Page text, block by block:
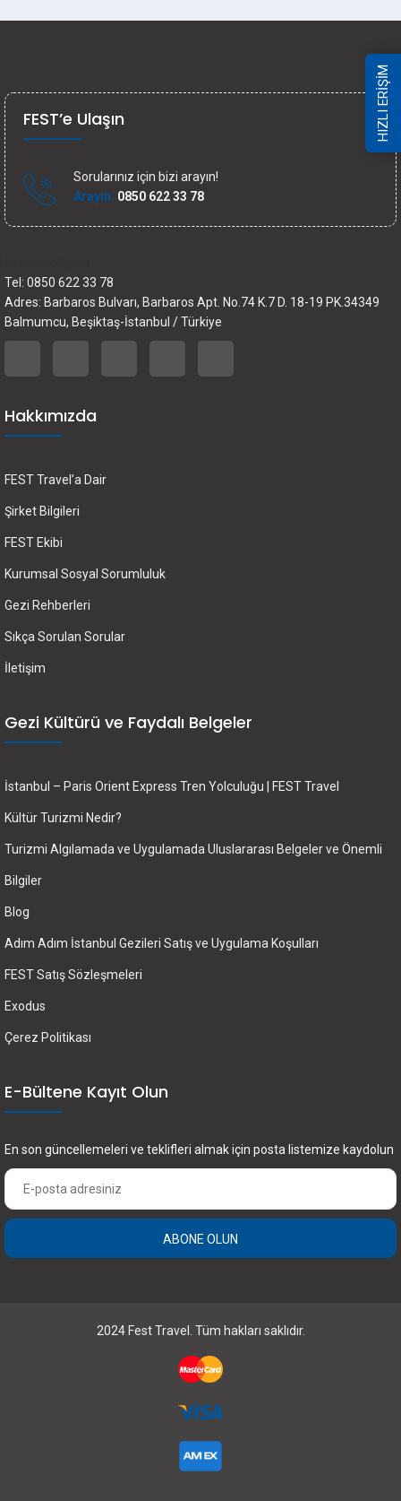
HIZLI ERİŞİM
FEST’e Ulaşın
Sorularınız için bizi arayın!
Arayın: 0850 622 33 78
Tel: 0850 622 33 78
Adres: Barbaros Bulvarı, Barbaros Apt. No.74 K.7 D. 18-19 PK.34349
Balmumcu, Beşiktaş-İstanbul / Türkiye
Hakkımızda
FEST Travel’a Dair
Şirket Bilgileri
FEST Ekibi
Kurumsal Sosyal Sorumluluk
Gezi Rehberleri
Sıkça Sorulan Sorular
İletişim
Gezi Kültürü ve Faydalı Belgeler
İstanbul – Paris Orient Express Tren Yolculuğu | FEST Travel
Kültür Turizmi Nedir?
Turizmi Algılamada ve Uygulamada Uluslararası Belgeler ve Önemli
Bilgiler
Blog
Adım Adım İstanbul Gezileri Satış ve Uygulama Koşulları
FEST Satış Sözleşmeleri
Exodus
Çerez Politikası
E-Bültene Kayıt Olun
En son güncellemeleri ve teklifleri almak için posta listemize kaydolun
ABONE OLUN
2024 Fest Travel. Tüm hakları saklıdır.